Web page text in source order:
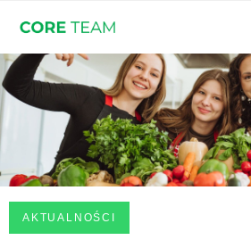
AKTUALNOŚCI